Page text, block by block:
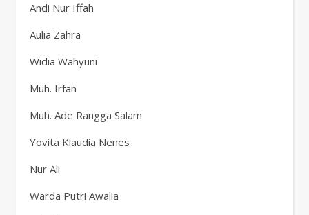
Andi Nur Iffah
Aulia Zahra
Widia Wahyuni
Muh. Irfan
Muh. Ade Rangga Salam
Yovita Klaudia Nenes
Nur Ali
Warda Putri Awalia